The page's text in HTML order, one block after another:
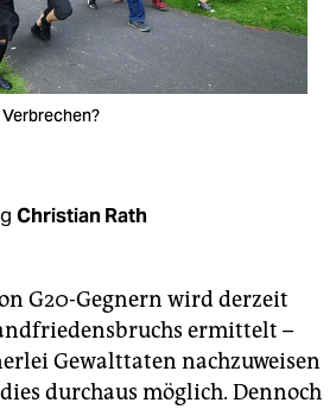
Christian Rath
G20-Gegnern wird derzeit
ermittelt –
Gewalttaten nachzuweisen
durchaus möglich. Dennoch